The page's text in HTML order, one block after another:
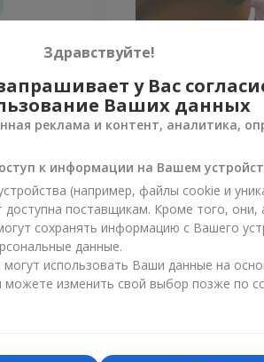
Уточнить
21 роза Memory Lane
Нет в наличии
Здравствуйте!
у Вас
Ваших данных
реклама и контент, аналитика,
к информации на Вашем
(например, файлы cookie и
поставщикам. Кроме того, они,
сохранять информацию с Вашего
данные.
использовать Ваши данные на
можете изменить свой выбор позже по